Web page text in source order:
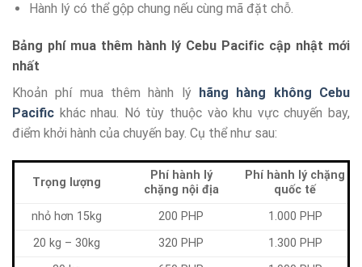
Hành lý có thể gộp chung nếu cùng mã đặt chỗ.
Bảng phí mua thêm hành lý Cebu Pacific cập nhật mới
nhất
Khoản phí mua thêm hành lý
hãng hàng không Cebu
Pacific khác nhau. Nó tùy thuộc vào khu vực chuyến bay,
điểm khởi hành của chuyến bay. Cụ thể như sau:
Trọng lượng
Phí hành lý
chặng nội địa
Phí hành lý chặng
quốc tế
nhỏ hơn 15kg
200 PHP
1.000 PHP
20 kg – 30kg
320 PHP
1.300 PHP